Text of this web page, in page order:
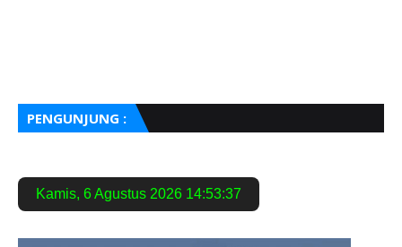
PENGUNJUNG :
Kamis, 6 Agustus 2026 14:53:38